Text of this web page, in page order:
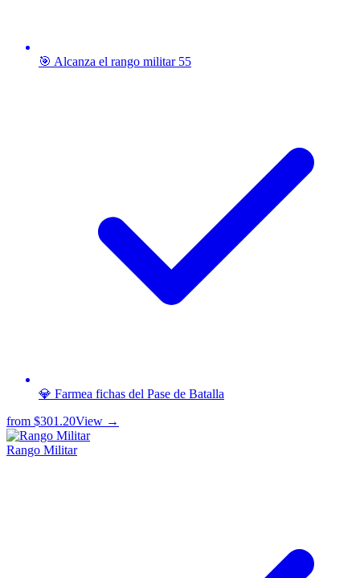
🎯 Alcanza el rango militar 55
💎 Farmea fichas del Pase de Batalla
from $301.20View →
Rango Militar